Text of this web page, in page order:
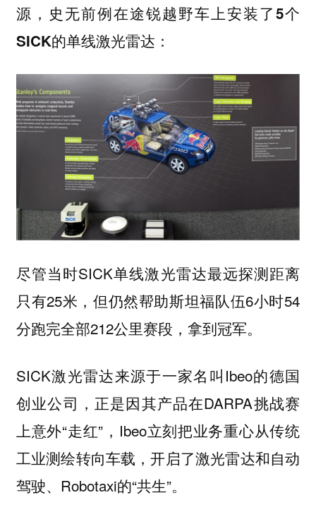
源， 史无前例在途锐越野车上安装了5个
SICK的单线激光雷达 ：
尽管当时SICK单线激光雷达最远探测距离
只有25米，但仍然帮助斯坦福队伍6小时54
分跑完全部212公里赛段，拿到冠军。
SICK激光雷达来源于一家名叫Ibeo的德国
创业公司，正是因其产品在DARPA挑战赛
上意外“走红”，Ibeo立刻把业务重心从传统
工业测绘转向车载，开启了激光雷达和自动
驾驶、Robotaxi的“共生”。